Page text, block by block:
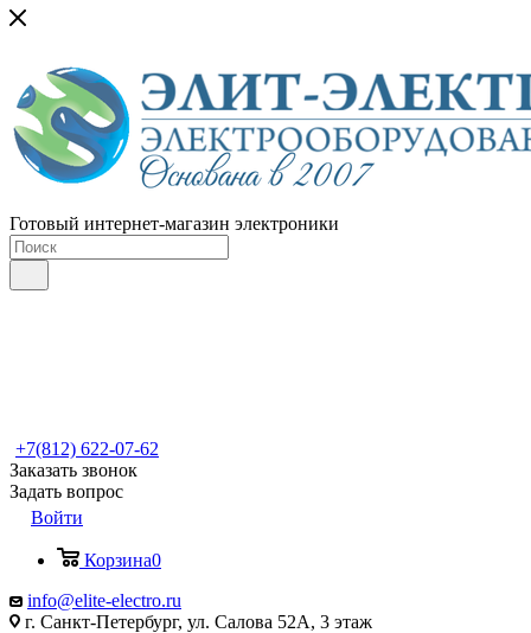
Готовый интернет-магазин электроники
+7(812) 622-07-62
Заказать звонок
Задать вопрос
Войти
Корзина0
info@elite-electro.ru
г. Санкт-Петербург, ул. Салова 52А, 3 этаж